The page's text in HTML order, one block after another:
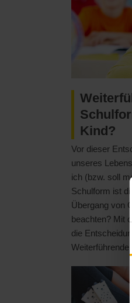
Kind?
Vor dieser
unseres
ich (bzw. soll
Schulform ist
Übergang von
beachten? Mit
die
Weiterführende